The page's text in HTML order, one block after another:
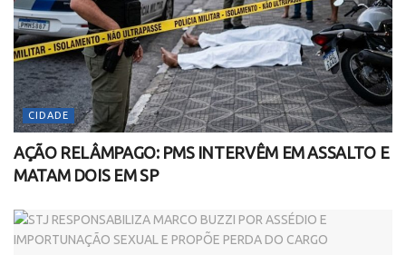
CIDADE
AÇÃO RELÂMPAGO: PMS INTERVÊM EM ASSALTO E
MATAM DOIS EM SP